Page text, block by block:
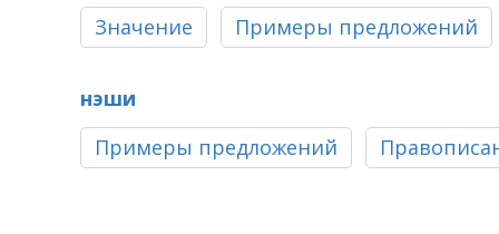
Значение
Примеры предложений
нэши
Примеры предложений